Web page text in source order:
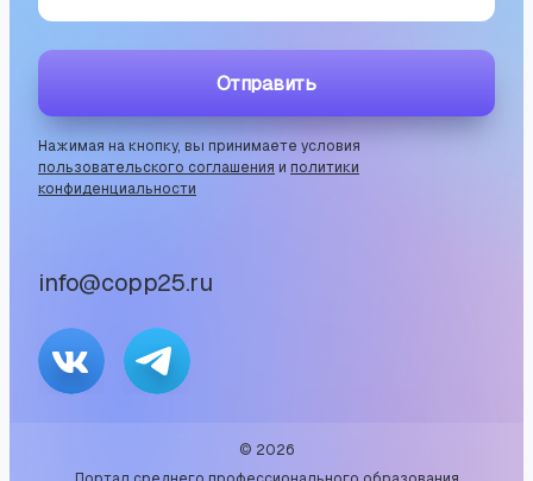
info@copp25.ru
Отправить
Нажимая на кнопку, вы принимаете условия
пользовательского соглашения и политики
конфиденциальности
© 2026